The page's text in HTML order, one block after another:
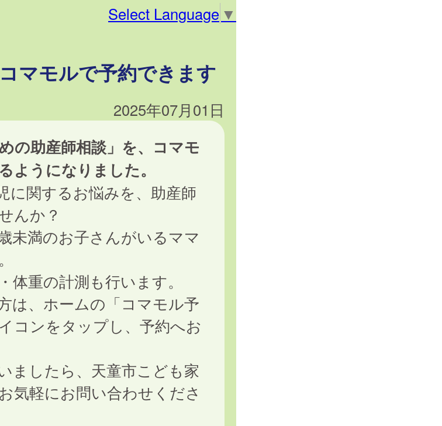
Select Language ▼
マモルで予約できます
2025年07月01日
の助産師相談」を、コマモ
ようになりました。
に関するお悩みを、助産師
んか？
未満のお子さんがいるママ
体重の計測も行います。
は、ホームの「コマモル予
コンをタップし、予約へお
ましたら、天童市こども家
気軽にお問い合わせくださ